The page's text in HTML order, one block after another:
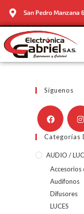
San Pedro Manzana
Síguenos
Categorías
AUDIO /
Accesorios
Audífonos
Difusores
LUCES